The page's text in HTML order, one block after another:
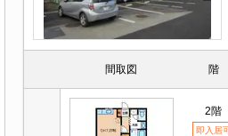
間取図 階
2階
即入居